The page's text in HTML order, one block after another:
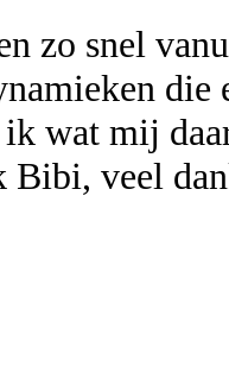
zo snel
wat mij
Bibi, veel